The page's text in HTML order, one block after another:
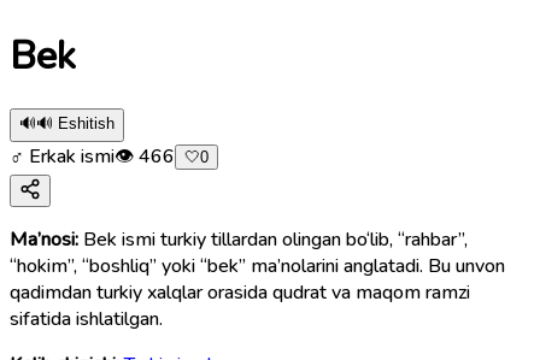
Bek
🔊🔊 Eshitish
♂ Erkak ismi👁466 🤍0
Ma’nosi: Bek ismi turkiy tillardan olingan bo‘lib, “rahbar”,
“hokim”, “boshliq” yoki “bek” ma’nolarini anglatadi. Bu unvon
qadimdan turkiy xalqlar orasida qudrat va maqom ramzi
sifatida ishlatilgan.